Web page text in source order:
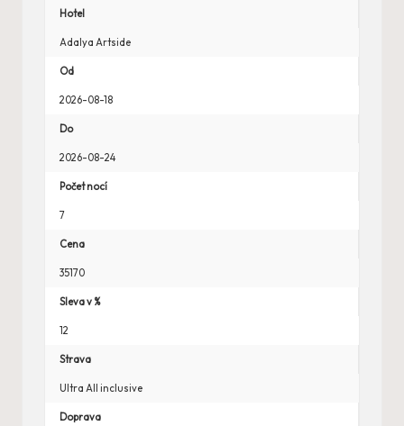
Hotel
Adalya Artside
Od
2026-08-18
Do
2026-08-24
Počet nocí
7
Cena
35170
Sleva v %
12
Strava
Ultra All inclusive
Doprava